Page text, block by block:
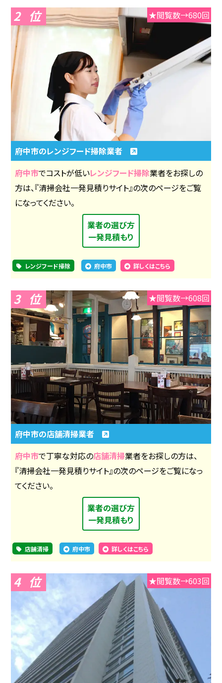
2 ★閲覧数→680回
府中市のレンジフード掃除業者
府中市でコストが低いレンジフード掃除業者をお探しの
方は、『清掃会社一発見積りサイト』の次のページをご覧
になってください。
業者の選び方
一発見積もり
レンジフード掃除 府中市 詳しくはこちら
3 ★閲覧数→608回
府中市の店舗清掃業者
府中市で丁寧な対応の店舗清掃業者をお探しの方は、
『清掃会社一発見積りサイト』の次のページをご覧になっ
てください。
業者の選び方
一発見積もり
店舗清掃 府中市 詳しくはこちら
4 ★閲覧数→603回